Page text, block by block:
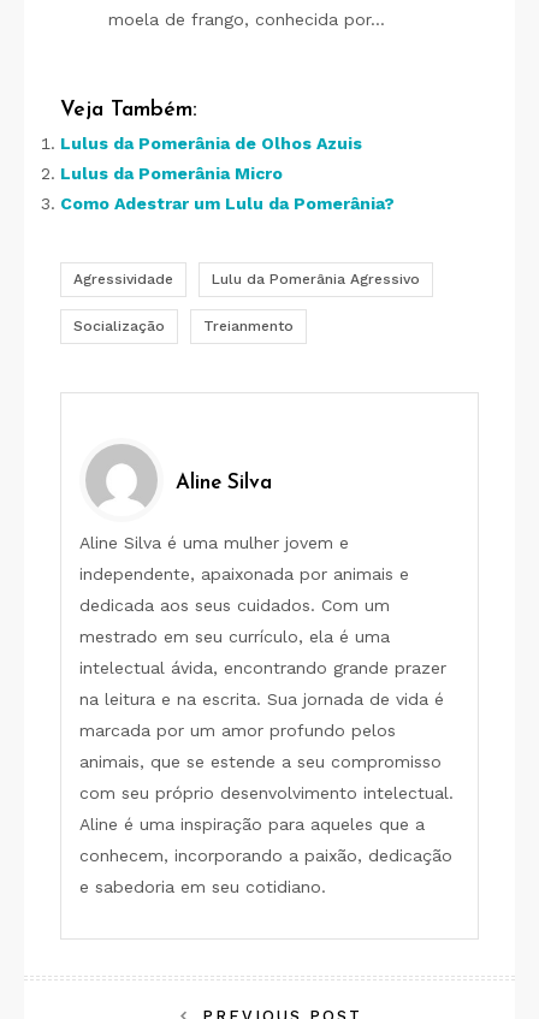
moela de frango, conhecida por…
Veja Também:
Lulus da Pomerânia de Olhos Azuis
Lulus da Pomerânia Micro
Como Adestrar um Lulu da Pomerânia?
Agressividade Lulu da Pomerânia Agressivo
Socialização Treianmento
Aline Silva
Aline Silva é uma mulher jovem e
independente, apaixonada por animais e
dedicada aos seus cuidados. Com um
mestrado em seu currículo, ela é uma
intelectual ávida, encontrando grande prazer
na leitura e na escrita. Sua jornada de vida é
marcada por um amor profundo pelos
animais, que se estende a seu compromisso
com seu próprio desenvolvimento intelectual.
Aline é uma inspiração para aqueles que a
conhecem, incorporando a paixão, dedicação
e sabedoria em seu cotidiano.